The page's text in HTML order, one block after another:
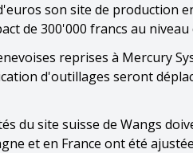
son site de production
de 300'000 francs au niveau
reprises à Mercury
d'outillages seront
du site suisse de Wangs
et en France ont été